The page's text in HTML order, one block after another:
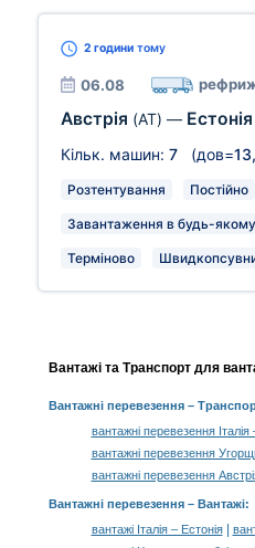
2 години тому
06.08
Австрія (AT) — Естонія
Кільк. машин: 7 (дов=
Розтентування Постійно
Завантаження в будь-якому
Терміново
Вантажі та Транспорт для
Вантажні перевезення–
вантажні перевезення Італія
вантажні перевезення
вантажні перевезення
Вантажні перевезення – Вантажі:
вантажі Італія – Естонія|